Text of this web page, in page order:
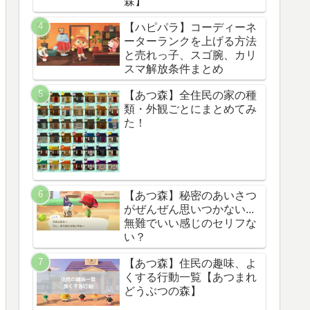
【ハピパラ】コーディーネ
ーターランクを上げる方法
と売れっ子、スゴ腕、カリ
スマ解放条件まとめ
【あつ森】全住民の家の種
類・外観ごとにまとめてみ
た！
【あつ森】秘密のあいさつ
がぜんぜん思いつかない...
無難でいい感じのセリフな
い？
【あつ森】住民の趣味、よ
くする行動一覧【あつまれ
どうぶつの森】